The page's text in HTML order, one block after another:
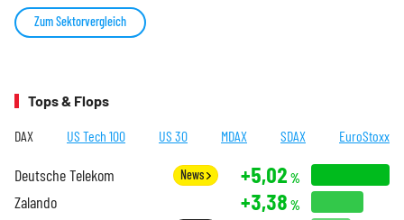
Zum Sektorvergleich
Tops & Flops
DAX US Tech 100 US 30 MDAX SDAX EuroStoxx
Deutsche Telekom News +5,02 %
Zalando +3,38 %